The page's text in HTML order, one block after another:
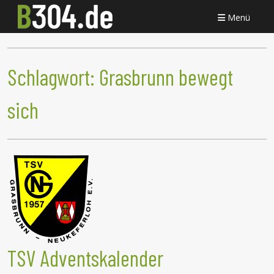
Menü
Schlagwort: Grasbrunn bewegt
sich
TSV Adventskalender